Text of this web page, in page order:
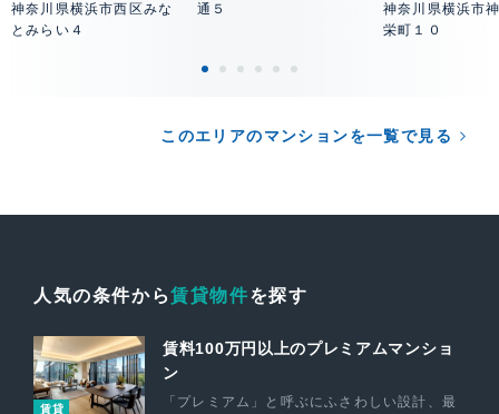
神奈川県横浜市西区みな
とみらい４
通５
神奈川県横浜市
栄町１０
このエリアのマンションを一覧で見る
人気の条件から賃貸物件を探す
賃貸
賃料100万円以上のプレミアムマンショ
ン
「プレミアム」と呼ぶにふさわしい設計、最